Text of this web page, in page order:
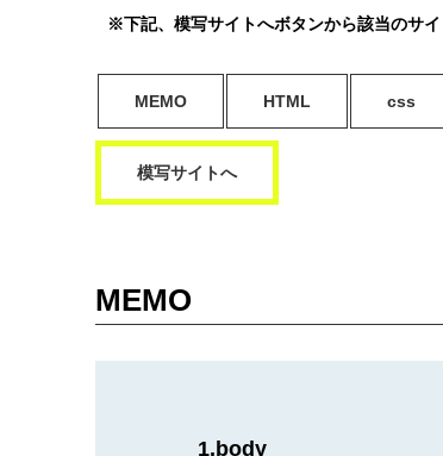
※下記、模写サイトへボタンから該当のサ
MEMO HTML css
模写サイトへ
MEMO
1.body